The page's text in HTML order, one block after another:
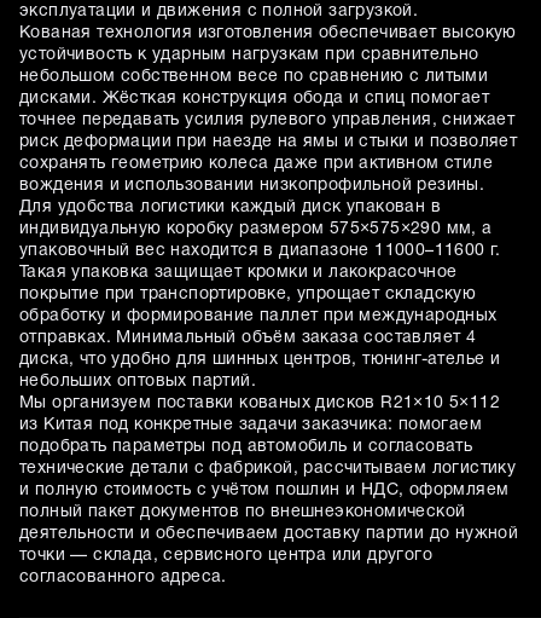
эксплуатации и движения с полной загрузкой.
Кованая технология изготовления обеспечивает высокую
устойчивость к ударным нагрузкам при сравнительно
небольшом собственном весе по сравнению с литыми
дисками. Жёсткая конструкция обода и спиц помогает
точнее передавать усилия рулевого управления, снижает
риск деформации при наезде на ямы и стыки и позволяет
сохранять геометрию колеса даже при активном стиле
вождения и использовании низкопрофильной резины.
Для удобства логистики каждый диск упакован в
индивидуальную коробку размером 575×575×290 мм, а
упаковочный вес находится в диапазоне 11000–11600 г.
Такая упаковка защищает кромки и лакокрасочное
покрытие при транспортировке, упрощает складскую
обработку и формирование паллет при международных
отправках. Минимальный объём заказа составляет 4
диска, что удобно для шинных центров, тюнинг-ателье и
небольших оптовых партий.
Мы организуем поставки кованых дисков R21×10 5×112
из Китая под конкретные задачи заказчика: помогаем
подобрать параметры под автомобиль и согласовать
технические детали с фабрикой, рассчитываем логистику
и полную стоимость с учётом пошлин и НДС, оформляем
полный пакет документов по внешнеэкономической
деятельности и обеспечиваем доставку партии до нужной
точки — склада, сервисного центра или другого
согласованного адреса.